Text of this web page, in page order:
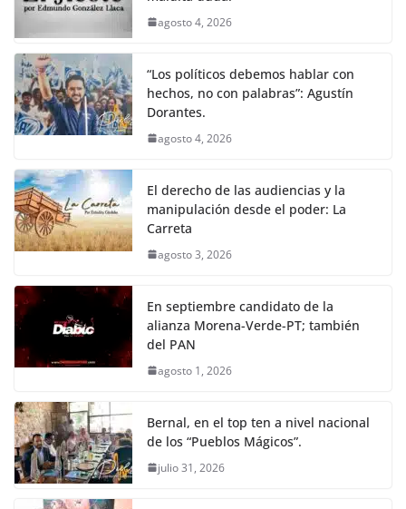
agosto 4, 2026
“Los políticos debemos hablar con
hechos, no con palabras”: Agustín
Dorantes.
agosto 4, 2026
El derecho de las audiencias y la
manipulación desde el poder: La
Carreta
agosto 3, 2026
En septiembre candidato de la
alianza Morena-Verde-PT; también
del PAN
agosto 1, 2026
Bernal, en el top ten a nivel nacional
de los “Pueblos Mágicos”.
julio 31, 2026